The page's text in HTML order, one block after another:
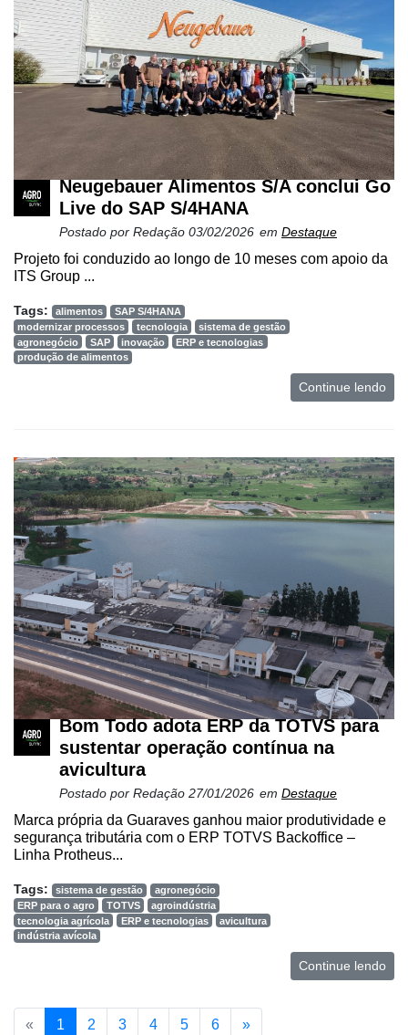
Neugebauer Alimentos S/A conclui Go
Live do SAP S/4HANA
Postado por Redação 03/02/2026 em Destaque
Projeto foi conduzido ao longo de 10 meses com apoio da
ITS Group ...
Tags: alimentos
SAP S/4HANA
modernizar processos
tecnologia
sistema de gestão
agronegócio
SAP inovação
ERP e tecnologias
produção de alimentos
Continue lendo
Bom Todo adota ERP da TOTVS para
sustentar operação contínua na
avicultura
Postado por Redação 27/01/2026 em Destaque
Marca própria da Guaraves ganhou maior produtividade e
segurança tributária com o ERP TOTVS Backoffice –
Linha Protheus...
Tags: sistema de gestão
agronegócio
ERP para o agro
TOTVS
agroindústria
tecnologia agrícola
ERP e tecnologias
avicultura
indústria avícola
Continue lendo
« 1 2 3 4 5 6 »